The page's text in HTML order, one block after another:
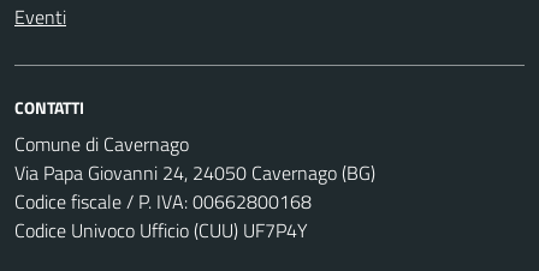
Eventi
CONTATTI
Comune di Cavernago
Via Papa Giovanni 24, 24050 Cavernago (BG)
Codice fiscale / P. IVA: 00662800168
Codice Univoco Ufficio (CUU) UF7P4Y